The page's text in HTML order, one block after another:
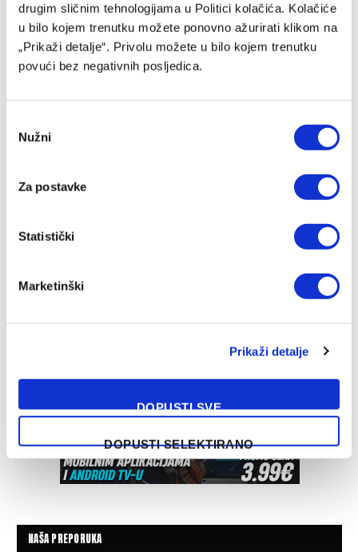
drugim sličnim tehnologijama u Politici kolačića. Kolačiće
u bilo kojem trenutku možete ponovno ažurirati klikom na
„Prikaži detalje“. Privolu možete u bilo kojem trenutku
povući bez negativnih posljedica.
Selection
Nužni
Za postavke
Statistički
Marketinški
Prikaži detalje
DOPUSTI SVE
DOPUSTI SELEKTIRANO
NAŠA PREPORUKA